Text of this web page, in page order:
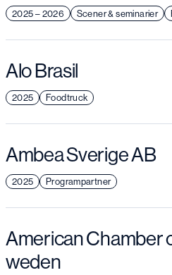
2025 – 2026 Scener & seminarier
Alo Brasil
2025 Foodtruck
Ambea Sverige AB
2025 Programpartner
American Chamber
weden